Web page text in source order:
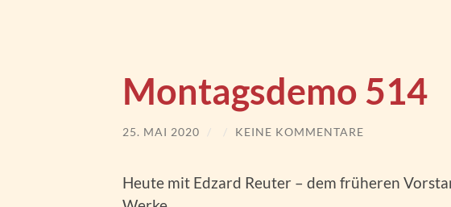
Montagsdemo 514
25. MAI 2020 / / KEINE KOMMENTARE
Heute mit Edzard Reuter – dem früheren